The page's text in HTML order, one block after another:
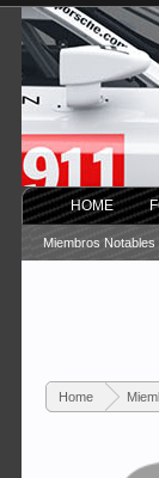
Home
HOME
Miembros Notables